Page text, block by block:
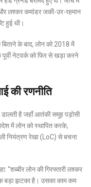
लश्कर कमांडर जकी-उर-रहमान
हुई थी।
के बाद, लोन को 2018 में
नेटवर्क को फिर से खड़ा करने
की रणनीति
डालती है जहाँ आतंकी समूह पड़ोसी
में लोन को स्थापित करके,
नियंत्रण रेखा (LoC) से बचना
“शब्बीर लोन की गिरफ्तारी लश्कर
एक बड़ा झटका है। उसका काम कम